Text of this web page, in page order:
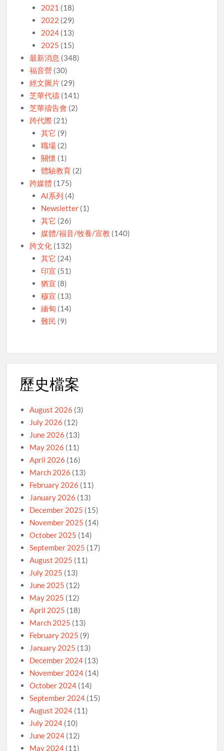
2021 (18)
2022 (29)
2024(13)
2025 (15)
最新消息 (348)
福音營 (30)
經文圖片 (29)
芝華代禱 (141)
芝華禱告會 (2)
跨代際 (21)
其它 (9)
職場(2)
關懷 (1)
體驗教育(2)
跨媒體 (175)
AI系列 (4)
Newsletter(1)
其它 (26)
媒體/福音/牧養/宣教 (140)
跨文化 (132)
其它 (24)
印宣 (51)
猶宣 (8)
穆宣 (13)
緬甸 (14)
難民 (9)
歷史檔案
August 2026 (3)
July 2026 (12)
June 2026 (13)
May 2026 (11)
April 2026 (16)
March 2026 (13)
February 2026 (11)
January 2026 (13)
December 2025 (15)
November 2025 (14)
October 2025 (14)
September 2025 (17)
August 2025 (11)
July 2025 (13)
June 2025 (12)
May 2025 (12)
April 2025 (18)
March 2025 (13)
February 2025 (9)
January 2025 (13)
December 2024 (13)
November 2024 (14)
October 2024 (14)
September 2024 (15)
August 2024 (11)
July 2024 (10)
June 2024 (12)
May 2024 (11)